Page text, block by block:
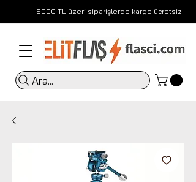
5000 TL üzeri siparişlerde kargo ücretsiz
Ara...